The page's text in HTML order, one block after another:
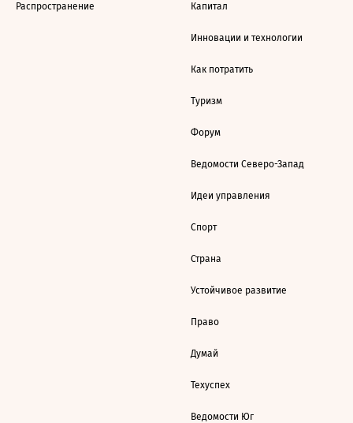
Распространение Капитал
Инновации и технологии
Как потратить
Туризм
Форум
Ведомости Северо-Запад
Идеи управления
Спорт
Страна
Устойчивое развитие
Право
Думай
Техуспех
Ведомости Юг